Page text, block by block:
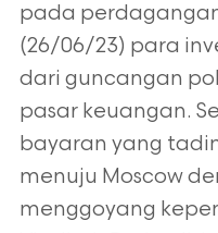
pada
(26/06/23) para
dari guncangan
pasar keuangan.
bayaran yang
menuju Moscow
menggoyang